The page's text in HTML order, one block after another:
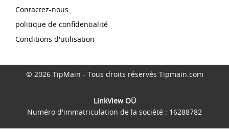
Contactez-nous
politique de confidentialité
Conditions d'utilisation
© 2026 TipMain - Tous droits réservés Tipmain.com
LinkView OÜ
Numéro d'immatriculation de la société : 16288782